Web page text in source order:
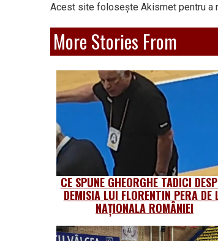
Acest site folosește Akismet pentru a
More Stories From
CE SPUNE GHEORGHE TADICI
DEMISIA LUI FLORENTIN PERA DE
NAȚIONALA ROMÂNIEI